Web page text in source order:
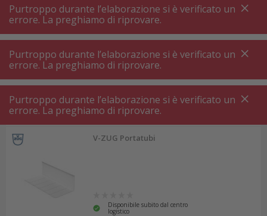
Filtri prodotto
146 P.
Ordinare per
V-ZUG Portatubi
Disponibile subito dal centro
logistico
Purtroppo durante l’elaborazione si è verificato un
errore. La preghiamo di riprovare.
Purtroppo durante l’elaborazione si è verificato un
errore. La preghiamo di riprovare.
Purtroppo durante l’elaborazione si è verificato un
errore. La preghiamo di riprovare.